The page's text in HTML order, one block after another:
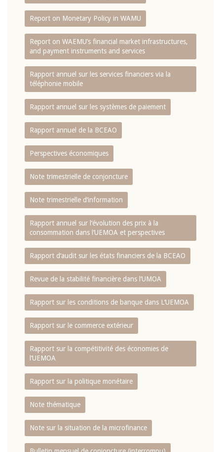
Report on Monetary Policy in WAMU
Report on WAEMU’s financial market infrastructures,
and payment instruments and services
Rapport annuel sur les services financiers via la
téléphonie mobile
Rapport annuel sur les systèmes de paiement
Rapport annuel de la BCEAO
Perspectives économiques
Note trimestrielle de conjoncture
Note trimestrielle d‘information
Rapport annuel sur l‘évolution des prix à la
consommation dans l‘UEMOA et perspectives
Rapport d‘audit sur les états financiers de la BCEAO
Revue de la stabilité financière dans l‘UMOA
Rapport sur les conditions de banque dans L‘UEMOA
Rapport sur le commerce extérieur
Rapport sur la compétitivité des économies de
l‘UEMOA
Rapport sur la politique monétaire
Note thématique
Note sur la situation de la microfinance